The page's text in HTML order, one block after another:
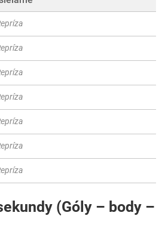
(Góly – body –